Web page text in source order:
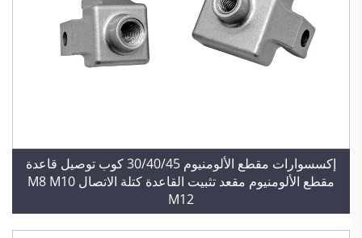
إكسسوارات مقطع الألومنيوم 30/40/45 كوب توصيل قاعدة
مقطع الألومنيوم مقعد تثبيت القاعدة كتلة الاتصال M8 M10
M12